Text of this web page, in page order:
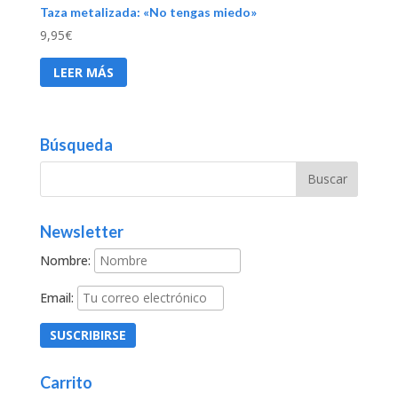
Taza metalizada: «No tengas miedo»
9,95€
LEER MÁS
Búsqueda
Newsletter
Nombre:
Email:
Carrito